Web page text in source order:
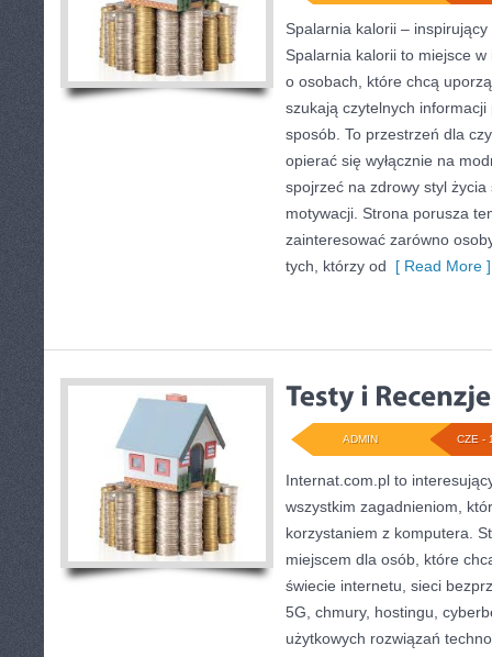
Spalarnia kalorii –
Spalarnia kalorii to miejsce
o osobach, które chcą
szukają czytelnych informacji
sposób. To przestrzeń dla
opierać się wyłącznie na
spojrzeć na zdrowy styl
motywacji. Strona porusza
zainteresować zarówno
tych, którzy od [ Read More ]
CZE -
ADMIN
Internat.com.pl to
wszystkim zagadnieniom,
korzystaniem z komputera.
miejscem dla osób, które
świecie internetu, sieci
5G, chmury, hostingu,
użytkowych rozwiązań